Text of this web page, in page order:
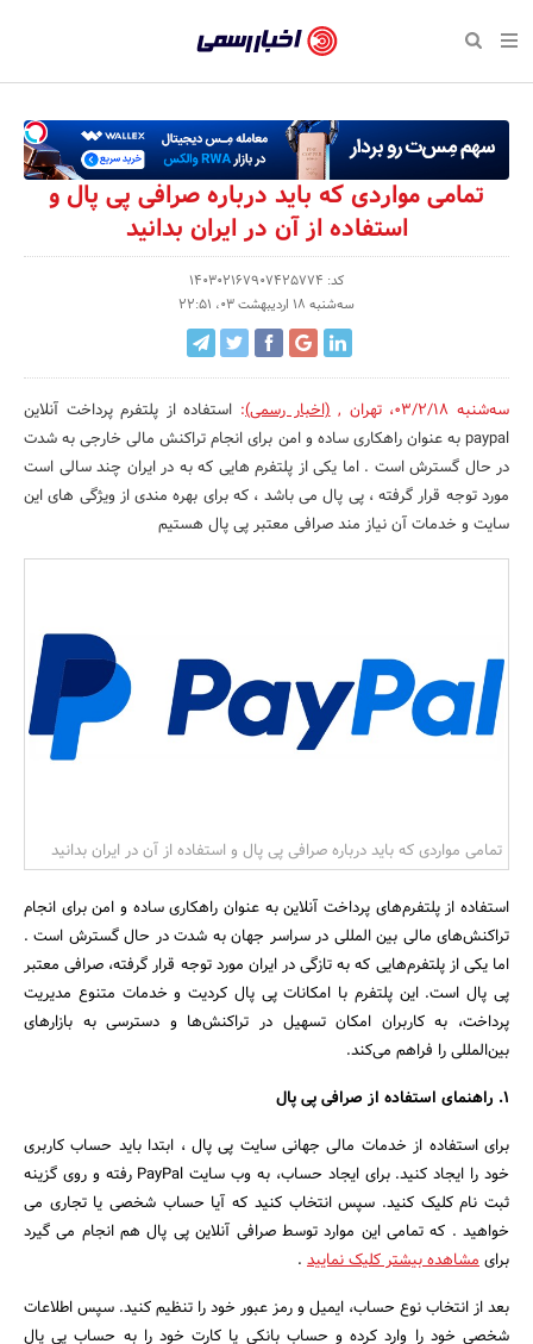
رسمی
-
اخبار
تایید
شده
شرکت‌ها،
سازمان‌ها
و
روابط
عمومی‌ها
بازگشت
صفحه نخست پایگاه خبری صفحه نخست اقتصادی
تجارت و بازار
کارآفرینی و استارتاپ
نفت، انرژی و صنایع
کسب و کار و خرده فروشی
صنایع غذایی و کشاورزی
کار و استخدام
بانک، بیمه و سرمایه
اجتماعی
صفحه نخست اجتماعی
علم و آموزش
بهداشت و درمان
شهر و جامعه
محیط زیست
تبلیغات و روابط عمومی
صفحه نخست فرهنگی
رسانه‌ها
نشریات و کتاب
سینما و تئاتر
صنایع دستی
صفحه نخست ورزش
تازه‌های ورزش
مکان‌های ورزشی
تجهیزات ورزشی
صفحه نخست سبک زندگی
سلامت و زیبایی
روانشناسی و موفقیت
مد و لباس
رویداد
صفحه نخست رویداد
حراج و تخفیف
جشنواره، نمایشگاه و
مسابقه و فراخوان
تمامی مواردی که باید درباره صرافی پی پال و
استفاده از آن در ایران بدانید
کد: 140302167907425774
سه‌شنبه 18 اردیبهشت 03، 22:51
سه‌شنبه 03/2/18 ،تهران ,(اخبار رسمی): استفاده از پلتفرم‌ پرداخت آنلاین
paypal به عنوان راهکاری ساده و امن برای انجام تراکنش مالی خارجی به شدت
در حال گسترش است . اما یکی از پلتفرم‌ هایی که به در ایران چند سالی است
مورد توجه قرار گرفته ، پی پال می باشد ، که برای بهره مندی از ویژگی های این
سایت و خدمات آن نیاز مند صرافی معتبر پی پال هستیم
تمامی مواردی که باید درباره صرافی پی پال و استفاده از آن در ایران بدانید
استفاده از پلتفرم‌های پرداخت آنلاین به عنوان راهکاری ساده و امن برای انجام
تراکنش‌های مالی بین المللی در سراسر جهان به شدت در حال گسترش است .
اما یکی از پلتفرم‌هایی که به تازگی در ایران مورد توجه قرار گرفته، صرافی معتبر
پی پال است. این پلتفرم با امکانات پی پال کردیت و خدمات متنوع مدیریت
پرداخت، به کاربران امکان تسهیل در تراکنش‌ها و دسترسی به بازارهای
بین‌المللی را فراهم می‌کند.
۱. راهنمای استفاده از صرافی پی پال
برای استفاده از خدمات مالی جهانی سایت پی پال ، ابتدا باید حساب کاربری
خود را ایجاد کنید. برای ایجاد حساب، به وب سایت PayPal رفته و روی گزینه
ثبت نام کلیک کنید. سپس انتخاب کنید که آیا حساب شخصی یا تجاری می‌
خواهید . که تمامی این موارد توسط صرافی آنلاین پی پال هم انجام می گیرد
برایمشاهده بیشتر کلیک نمایید .
بعد از انتخاب نوع حساب، ایمیل و رمز عبور خود را تنظیم کنید. سپس اطلاعات
شخصی خود را وارد کرده و حساب بانکی یا کارت خود را به حساب پی پال